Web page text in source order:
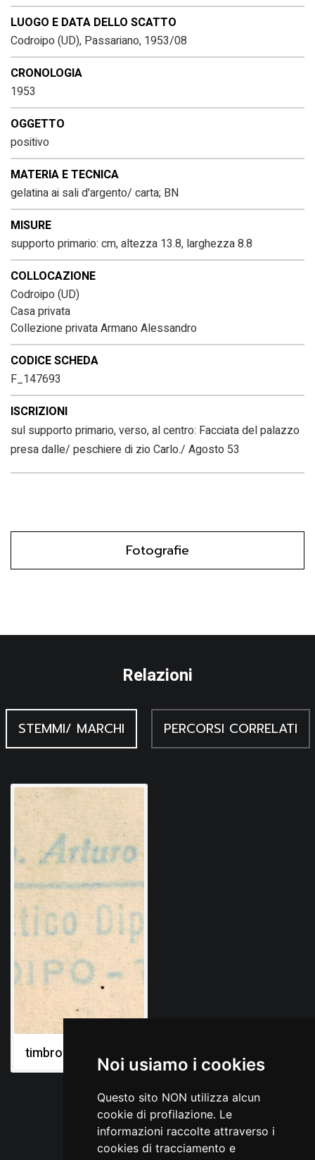
Noi usiamo i cookies
Questo sito NON utilizza alcun
cookie di profilazione. Le
informazioni raccolte attraverso i
cookies di tracciamento e
LUOGO E DATA DELLO SCATTO
Codroipo (UD), Passariano, 1953/08
CRONOLOGIA
1953
OGGETTO
positivo
MATERIA E TECNICA
gelatina ai sali d'argento/ carta; BN
MISURE
supporto primario: cm, altezza 13.8, larghezza 8.8
COLLOCAZIONE
Codroipo (UD)
Casa privata
Collezione privata Armano Alessandro
CODICE SCHEDA
F_147693
ISCRIZIONI
sul supporto primario, verso, al centro: Facciata del palazzo
presa dalle/ peschiere di zio Carlo./ Agosto 53
Fotografie
Relazioni
STEMMI/ MARCHI PERCORSI CORRELATI
timbro